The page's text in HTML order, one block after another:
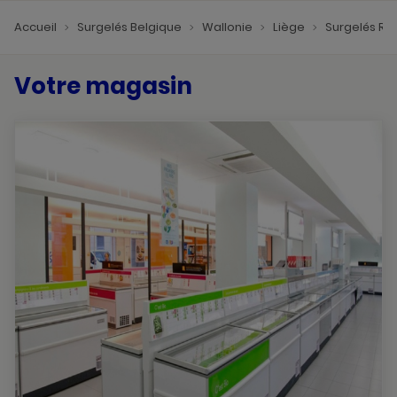
Accueil Surgelés Belgique Wallonie Liège Surgelés
Votre magasin